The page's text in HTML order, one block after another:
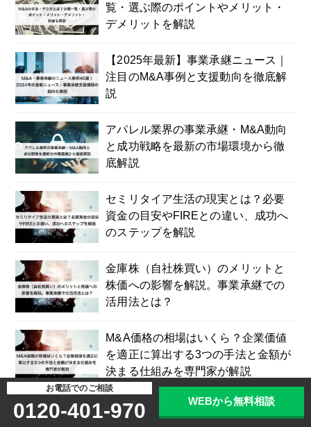
覧・選ぶ際のポイントやメリット・
デメリットを解説
【2025年最新】事業承継ニュース｜
注目のM&A事例と支援動向を徹底解
説
アパレル業界の事業承継・M&A動向
と成功戦略を最新の市場環境から徹
底解説
セミリタイア生活の現実とは？必要
資金の目安やFIREとの違い、成功へ
のステップを解説
金庫株（自社株買い）のメリットと
株価への影響を解説。事業承継での
活用法とは？
M&A価格の相場はいくら？企業価値
を適正に算出する3つの手法と金額が
決まる仕組みを専門家が解説
医療業界のM&Aと病院・クリニック
お電話でのご相談
0120-401-970 WEBから無料相談